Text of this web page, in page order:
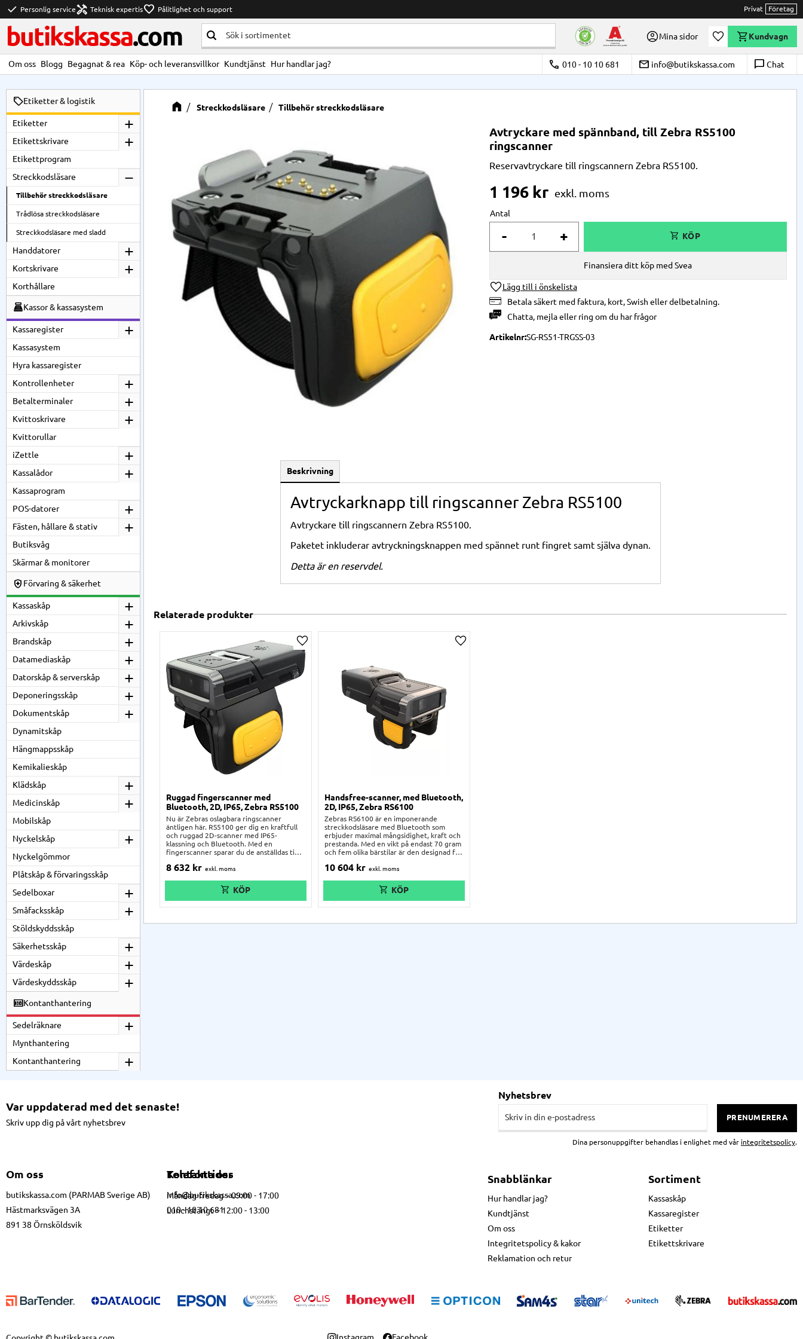
check Personlig servicehandyman Teknisk expertisfavorite Pålitlighet och support Privat Företag
butikskassa.com Mina sidor Önskelista
Kundvagn
Om oss Blogg Begagnat & rea Köp- och leveransvillkor Kundtjänst Hur handlar jag? call 010 - 10 10 681 email info@butikskassa.com chat_bubble_outline Chat
Streckkodsläsare Tillbehör streckkodsläsare
Avtryckare med spännband, till Zebra RS5100
ringscanner
Reservavtryckare till ringscannern Zebra RS5100.
1 196kr
Antal
+
-
Lägg till i önskelista
Betala säkert med faktura, kort, Swish eller delbetalning.
Chatta, mejlaellerring om du har frågor
Finansiera ditt köp med Svea
ArtikelnrSG-RS51-TRGSS-03
Beskrivning
Avtryckarknapp till ringscanner Zebra RS5100
Avtryckare till ringscannern Zebra RS5100.
Paketet inkluderar avtryckningsknappen med spännet runt fingret samt själva dynan.
Detta är en reservdel.
Relaterade produkter
Ruggad fingerscanner med
Bluetooth, 2D, IP65, Zebra RS5100
Nu är Zebras oslagbara ringscanner
äntligen här. RS5100 ger dig en kraftfull
och ruggad 2D-scanner med IP65-
klassning och Bluetooth. Med en
fingerscanner sparar du de anställdas tid
verksamheten. En ringscanner är en
brevbärare, lagerarbetare,
logistikhantering och annat. Med en
ringscanner har man alltid båda händerna
8 632 kr
Lägg till i önskelista
Handsfree-scanner, med Bluetooth,
2D, IP65, Zebra RS6100
Zebras RS6100 är en imponerande
streckkodsläsare med Bluetooth som
erbjuder maximal mångsidighet, kraft och
prestanda. Med en vikt på endast 70 gram
och fem olika bärstilar är den designad för
produktivitet. Dess avancerade multifokus
streckkoder på avstånd upp till 12,2
meter, oavsett skick. Den robusta
konstruktionen gör att den fungerar
10 604 kr
Lägg till i önskelista
Etiketter & logistik
Etiketter
Etikettskrivare
Etikettprogram
Streckkodsläsare
Tillbehör streckkodsläsare
Trådlösa streckkodsläsare
Streckkodsläsare med sladd
Handdatorer
Kortskrivare
Korthållare
Kassor & kassasystem
Kassaregister
Kassasystem
Hyra kassaregister
Kontrollenheter
Betalterminaler
Kvittoskrivare
Kvittorullar
iZettle
Kassalådor
Kassaprogram
POS-datorer
Fästen, hållare & stativ
Butiksvåg
Skärmar & monitorer
Förvaring & säkerhet
Kassaskåp
Arkivskåp
Brandskåp
Datamediaskåp
Datorskåp & serverskåp
Deponeringsskåp
Dokumentskåp
Dynamitskåp
Hängmappsskåp
Kemikalieskåp
Klädskåp
Medicinskåp
Mobilskåp
Nyckelskåp
Nyckelgömmor
Plåtskåp & förvaringsskåp
Sedelboxar
Småfacksskåp
Stöldskyddsskåp
Säkerhetsskåp
Värdeskåp
Värdeskyddsskåp
Kontanthantering
Sedelräknare
Mynthantering
Kontanthantering
Var uppdaterad med det senaste!
Skriv upp dig på vårt nyhetsbrev
Nyhetsbrev
PRENUMERERA
Dina personuppgifter behandlas i enlighet med vår integritetspolicy.
Om oss
butikskassa.com (PARMAB Sverige AB)
Hästmarksvägen 3A
891 38 Örnsköldsvik
Kontakta oss
info@butikskassa.com
010 - 10 10 681
Telefontider
Måndag-fredag – 09:00 - 17:00
Lunchstängt – 12:00 - 13:00
Snabblänkar
Hur handlar jag?
Kundtjänst
Om oss
Integritetspolicy & kakor
Reklamation och retur
Sortiment
Kassaskåp
Kassaregister
Etiketter
Etikettskrivare